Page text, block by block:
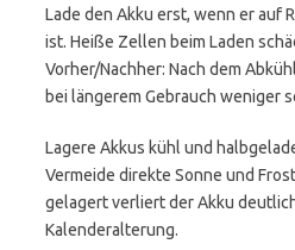
Lade den Akku erst, wenn er auf
ist. Heiße Zellen beim Laden
Vorher/Nachher: Nach dem
bei längerem Gebrauch weniger
Lagere Akkus kühl und
Vermeide direkte Sonne und
gelagert verliert der Akku
Kalenderalterung.